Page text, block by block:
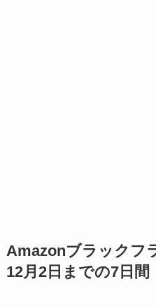
Amazonブラックフ
12月2日までの7日間